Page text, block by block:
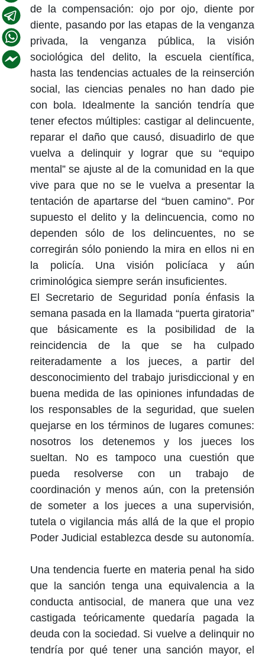
de la compensación: ojo por ojo, diente por
diente, pasando por las etapas de la venganza
privada, la venganza pública, la visión
sociológica del delito, la escuela científica,
hasta las tendencias actuales de la reinserción
social, las ciencias penales no han dado pie
con bola. Idealmente la sanción tendría que
tener efectos múltiples: castigar al delincuente,
reparar el daño que causó, disuadirlo de que
vuelva a delinquir y lograr que su “equipo
mental” se ajuste al de la comunidad en la que
vive para que no se le vuelva a presentar la
tentación de apartarse del “buen camino”. Por
supuesto el delito y la delincuencia, como no
dependen sólo de los delincuentes, no se
corregirán sólo poniendo la mira en ellos ni en
la policía. Una visión policíaca y aún
criminológica siempre serán insuficientes.
El Secretario de Seguridad ponía énfasis la
semana pasada en la llamada “puerta giratoria”
que básicamente es la posibilidad de la
reincidencia de la que se ha culpado
reiteradamente a los jueces, a partir del
desconocimiento del trabajo jurisdiccional y en
buena medida de las opiniones infundadas de
los responsables de la seguridad, que suelen
quejarse en los términos de lugares comunes:
nosotros los detenemos y los jueces los
sueltan. No es tampoco una cuestión que
pueda resolverse con un trabajo de
coordinación y menos aún, con la pretensión
de someter a los jueces a una supervisión,
tutela o vigilancia más allá de la que el propio
Poder Judicial establezca desde su autonomía.
Una tendencia fuerte en materia penal ha sido
que la sanción tenga una equivalencia a la
conducta antisocial, de manera que una vez
castigada teóricamente quedaría pagada la
deuda con la sociedad. Si vuelve a delinquir no
tendría por qué tener una sanción mayor, el